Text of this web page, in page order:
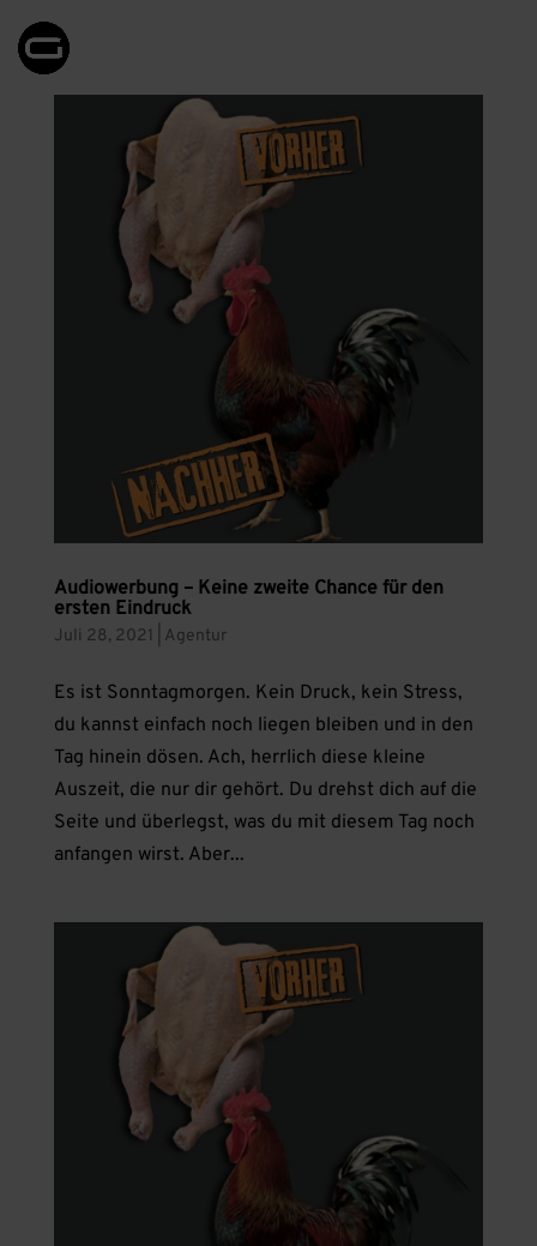
Audiowerbung – Keine zweite Chance für den
ersten Eindruck
Juli 28, 2021 Agentur
Es ist Sonntagmorgen. Kein Druck, kein Stress,
du kannst einfach noch liegen bleiben und in den
Tag hinein dösen. Ach, herrlich diese kleine
Auszeit, die nur dir gehört. Du drehst dich auf die
Seite und überlegst, was du mit diesem Tag noch
anfangen wirst. Aber...